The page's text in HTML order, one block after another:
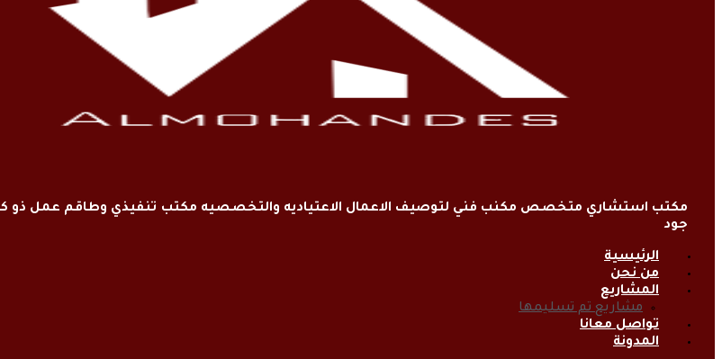
مكتب استشاري متخصص مكنب فني لتوصيف الاعمال الاعتياديه والتخصصيه مكتب تنفيذي وطاقم عمل ذو
جود
الرئيسية
من نحن
المشاريع
مشاريع تم تسليمها
تواصل معانا
المدونة